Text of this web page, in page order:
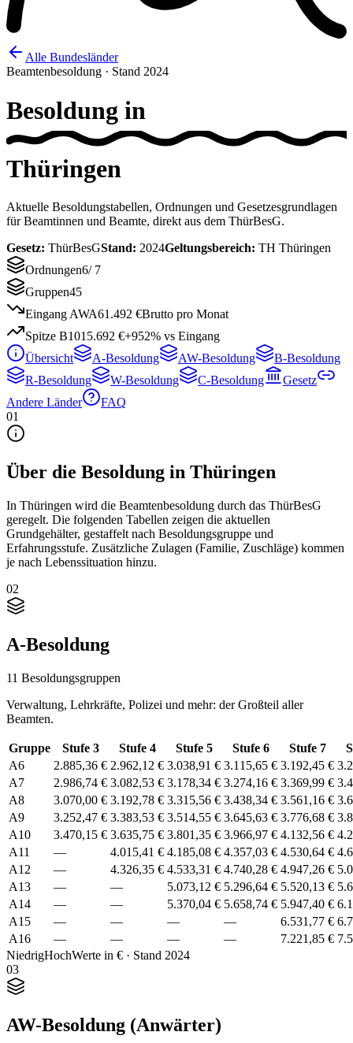
Alle Bundesländer
Beamtenbesoldung · Stand 2024
Besoldung in
Thüringen
Aktuelle Besoldungstabellen, Ordnungen und Gesetzesgrundlagen
für Beamtinnen und Beamte, direkt aus dem ThürBesG.
Gesetz: ThürBesGStand: 2024Geltungsbereich: TH Thüringen
Ordnungen6/ 7
Gruppen45
Eingang AWA61.492 €Brutto pro Monat
Spitze B1015.692 €+952% vs Eingang
Übersicht
A-Besoldung AW-Besoldung
B-Besoldung
R-Besoldung
W-Besoldung C-Besoldung
Gesetz
Andere Länder
FAQ
01
Über die Besoldung in Thüringen
In Thüringen wird die Beamtenbesoldung durch das ThürBesG
geregelt. Die folgenden Tabellen zeigen die aktuellen
Grundgehälter, gestaffelt nach Besoldungsgruppe und
Erfahrungsstufe. Zusätzliche Zulagen (Familie, Zuschläge) kommen
je nach Lebenssituation hinzu.
02
A-Besoldung
11 Besoldungsgruppen
Verwaltung, Lehrkräfte, Polizei und mehr: der Großteil aller
Beamten.
Gruppe Stufe 3 Stufe 4 Stufe 5 Stufe 6 Stufe 7
A6
2.885,36 € 2.962,12 € 3.038,91 € 3.115,65 € 3.192,45 €
A7
2.986,74 € 3.082,53 € 3.178,34 € 3.274,16 € 3.369,99 €
A8
3.070,00 € 3.192,78 € 3.315,56 € 3.438,34 € 3.561,16 €
A9
3.252,47 € 3.383,53 € 3.514,55 € 3.645,63 € 3.776,68 €
A10
3.470,15 € 3.635,75 € 3.801,35 € 3.966,97 € 4.132,56 €
A11
— 4.015,41 € 4.185,08 € 4.357,03 € 4.530,64 €
A12
— 4.326,35 € 4.533,31 € 4.740,28 € 4.947,26 €
A13
— — 5.073,12 € 5.296,64 € 5.520,13 €
A14
— — 5.370,04 € 5.658,74 € 5.947,40 €
A15
— — — — 6.531,77 €
A16
— — — — 7.221,85 €
NiedrigHochWerte in € · Stand 2024
03
AW-Besoldung (Anwärter)